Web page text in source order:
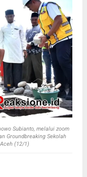
Subianto, melalui zoom
Groundbreaking Sekolah
(12/1)